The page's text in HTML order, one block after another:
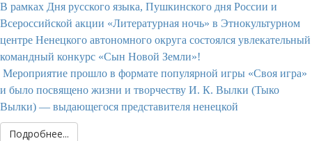
В рамках Дня русского языка, Пушкинского дня России и
Всероссийской акции «Литературная ночь» в Этнокультурном
центре Ненецкого автономного округа состоялся увлекательный
командный конкурс «Сын Новой Земли»!
Мероприятие прошло в формате популярной игры «Своя игра»
и было посвящено жизни и творчеству И. К. Вылки (Тыко
Вылки) — выдающегося представителя ненецкой
Подробнее...